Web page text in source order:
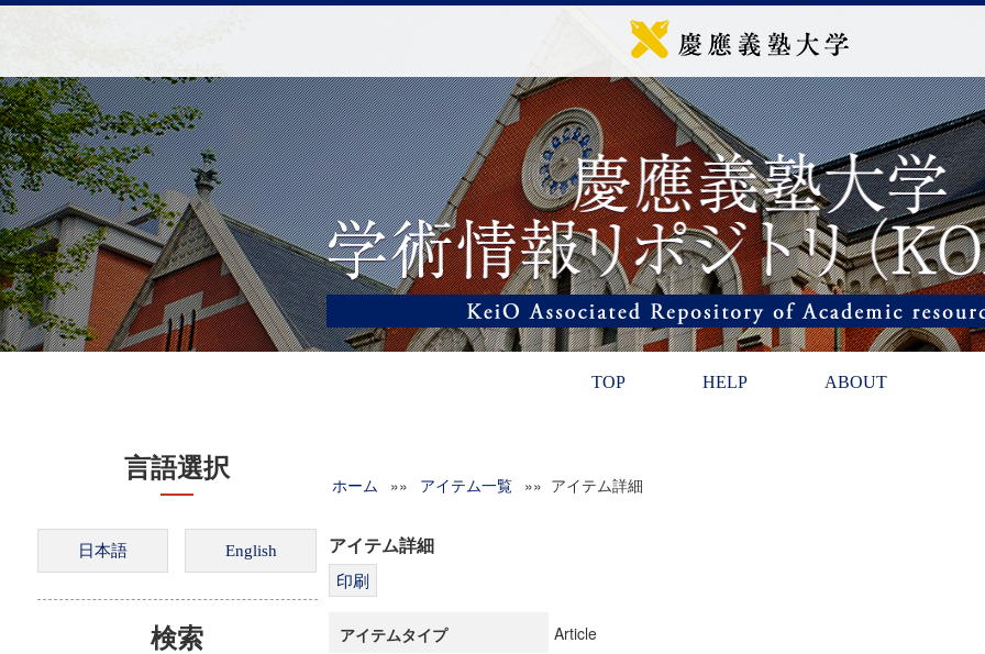
TOP HELP ABOUT
言語選択
検索
ホーム »» アイテム一覧 »» アイテム詳細
アイテム詳細
アイテムタイプ Article